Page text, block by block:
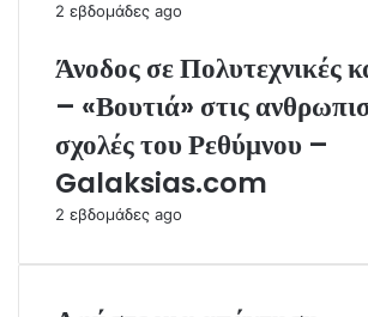
2 εβδομάδες ago
Άνοδος σε Πολυτεχνικές
– «Βουτιά» στις
σχολές του Ρεθύμνου –
Galaksias.com
2 εβδομάδες ago